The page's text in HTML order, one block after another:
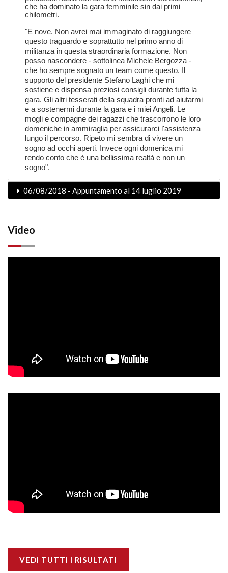
che ha dominato la gara femminile sin dai primi
chilometri.
"E nove. Non avrei mai immaginato di raggiungere
questo traguardo e soprattutto nel primo anno di
militanza in questa straordinaria formazione. Non
posso nascondere - sottolinea Michele Bergozza -
che ho sempre sognato un team come questo. Il
supporto del presidente Stefano Laghi che mi
sostiene e dispensa preziosi consigli durante tutta la
gara. Gli altri tesserati della squadra pronti ad aiutarmi
e a sostenermi durante la gara e i miei Angeli. Le
mogli e compagne dei ragazzi che trascorrono le loro
domeniche in ammiraglia per assicurarci l'assistenza
lungo il percorso. Ripeto mi sembra di vivere un
sogno ad occhi aperti. Invece ogni domenica mi
rendo conto che è una bellissima realtà e non un
sogno".
06/08/2018 - Appuntamento al 14 luglio 2019
Video
VEDI TUTTI I RISULTATI